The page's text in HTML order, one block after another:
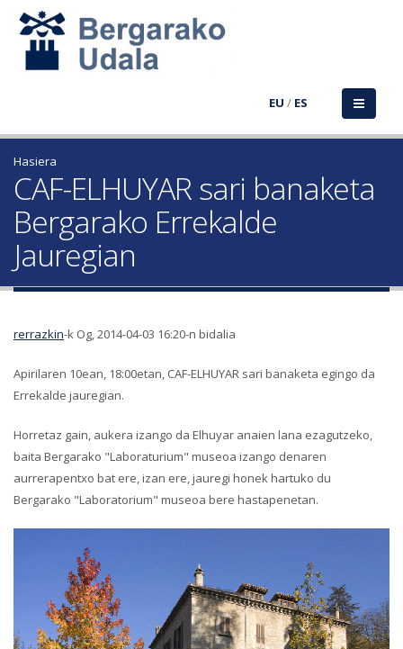
EU / ES
Hasiera
CAF-ELHUYAR sari banaketa
Bergarako Errekalde
Jauregian
rerrazkin-k Og, 2014-04-03 16:20-n bidalia
Apirilaren 10ean, 18:00etan, CAF-ELHUYAR sari banaketa egingo da
Errekalde jauregian.
Horretaz gain, aukera izango da Elhuyar anaien lana ezagutzeko,
baita Bergarako "Laboraturium" museoa izango denaren
aurrerapentxo bat ere, izan ere, jauregi honek hartuko du
Bergarako "Laboratorium" museoa bere hastapenetan.